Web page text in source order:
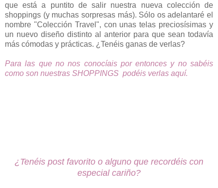
que está a puntito de salir nuestra nueva colección de
shoppings (y muchas sorpresas más). Sólo os adelantaré el
nombre "Colección Travel", con unas telas preciosísimas y
un nuevo diseño distinto al anterior para que sean todavía
más cómodas y prácticas. ¿Tenéis ganas de verlas?
Para las que no nos conocíais por entonces y no sabéis
como son nuestras SHOPPINGS podéis verlas aquí.
¿Tenéis post favorito o alguno que recordéis con
especial cariño?